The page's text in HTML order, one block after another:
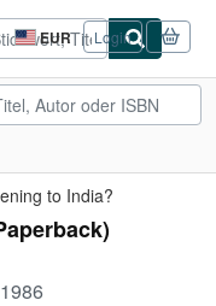
EUR
Seite
der
Einkaufseinstellungen.
Login
to India?